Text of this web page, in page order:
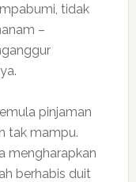
tidak
–
pinjaman
tak mampu.
mengharapkan
berhabis duit